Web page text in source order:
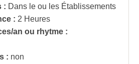
: Dans le ou les Établissements
: 2 Heures
an ou rhytme :
: non